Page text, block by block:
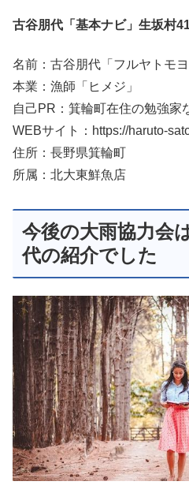
古谷朋代「基本ナビ」生坂村
名前：古谷朋代「フルヤトモヨ
本業：漁師「ヒメジ」
自己PR：箕輪町在住の勉強家
WEBサイト：https://haruto-
住所：長野県箕輪町
所属：北大東鮮魚店
今後の大雨協力会
代の紹介でした